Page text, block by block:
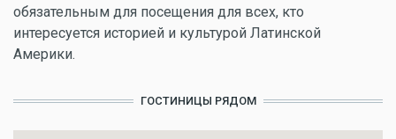
обязательным для посещения для всех, кто
интересуется историей и культурой Латинской
Америки.
ГОСТИНИЦЫ РЯДОМ